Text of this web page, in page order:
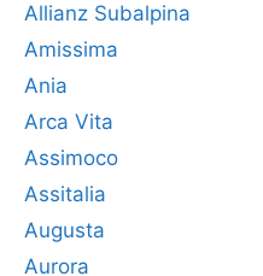
Allianz Subalpina
Amissima
Ania
Arca Vita
Assimoco
Assitalia
Augusta
Aurora